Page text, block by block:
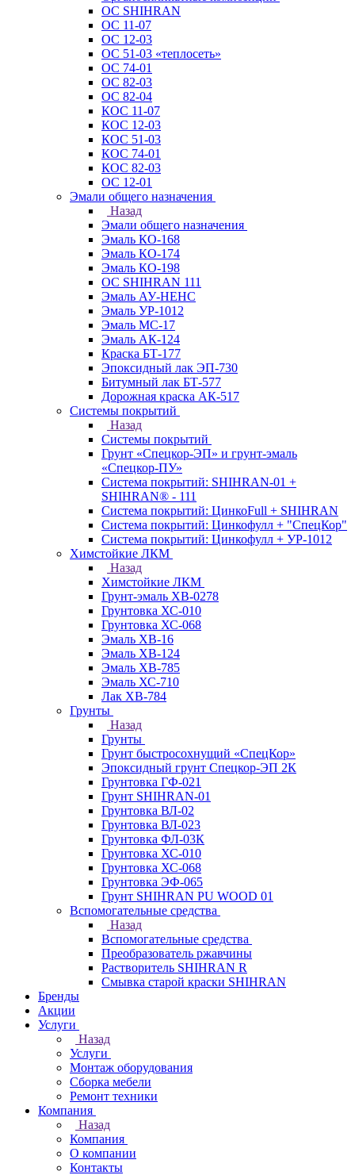
ОС SHIHRAN
ОС 11-07
ОС 12-03
ОС 51-03 «теплосеть»
ОС 74-01
ОС 82-03
ОС 82-04
КОС 11-07
КОС 12-03
КОС 51-03
КОС 74-01
КОС 82-03
ОС 12-01
Эмали общего назначения
Назад
Эмали общего назначения
Эмаль КО-168
Эмаль КО-174
Эмаль КО-198
ОС SHIHRAN 111
Эмаль АУ-НЕНС
Эмаль УР-1012
Эмаль МС-17
Эмаль АК-124
Краска БТ-177
Эпоксидный лак ЭП-730
Битумный лак БТ-577
Дорожная краска АК-517
Системы покрытий
Назад
Системы покрытий
Грунт «Спецкор-ЭП» и грунт-эмаль
«Спецкор-ПУ»
Система покрытий: SHIHRAN-01 +
SHIHRAN® - 111
Система покрытий: ЦинкоFull + SHIHRAN
Система покрытий: Цинкофулл + "СпецКор"
Система покрытий: Цинкофулл + УР-1012
Химстойкие ЛКМ
Назад
Химстойкие ЛКМ
Грунт-эмаль ХВ-0278
Грунтовка ХС-010
Грунтовка ХС-068
Эмаль ХВ-16
Эмаль ХВ-124
Эмаль ХВ-785
Эмаль ХС-710
Лак ХВ-784
Грунты
Назад
Грунты
Грунт быстросохнущий «СпецКор»
Эпоксидный грунт Спецкор-ЭП 2К
Грунтовка ГФ-021
Грунт SHIHRAN-01
Грунтовка ВЛ-02
Грунтовка ВЛ-023
Грунтовка ФЛ-03К
Грунтовка ХС-010
Грунтовка ХС-068
Грунтовка ЭФ-065
Грунт SHIHRAN PU WOOD 01
Вспомогательные средства
Назад
Вспомогательные средства
Преобразователь ржавчины
Растворитель SHIHRAN R
Смывка старой краски SHIHRAN
Бренды
Акции
Услуги
Назад
Услуги
Монтаж оборудования
Сборка мебели
Ремонт техники
Компания
Назад
Компания
О компании
Контакты